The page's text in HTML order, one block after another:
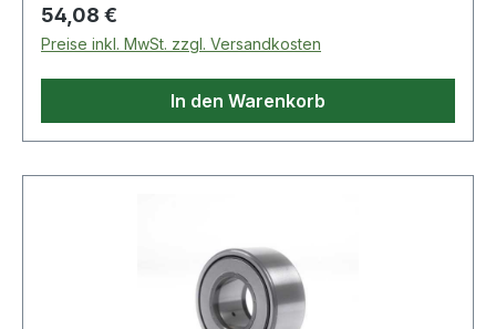
Regulärer Preis:
54,08 €
Preise inkl. MwSt. zzgl. Versandkosten
In den Warenkorb